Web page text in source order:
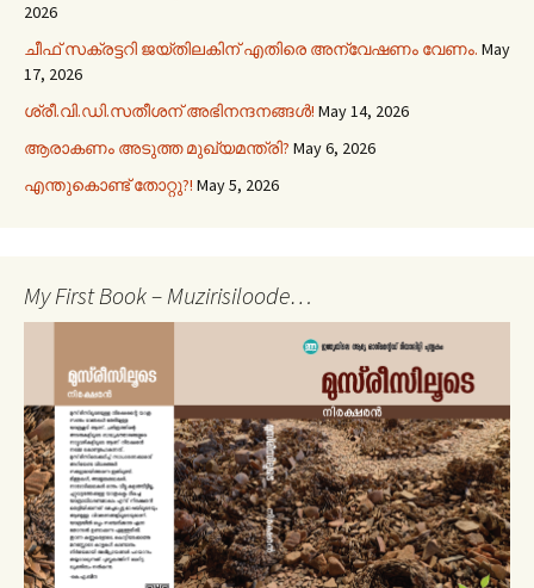
2026
ചീഫ് സക്രട്ടറി ജയ്തിലകിന് എതിരെ അന്വേഷണം വേണം. May
17, 2026
ശ്രീ.വി.ഡി.സതീശന് അഭിനന്ദനങ്ങൾ! May 14, 2026
ആരാകണം അടുത്ത മുഖ്യമന്ത്രി? May 6, 2026
എന്തുകൊണ്ട് തോറ്റു?! May 5, 2026
My First Book – Muzirisiloode…